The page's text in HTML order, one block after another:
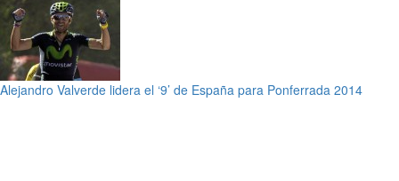
Alejandro Valverde lidera el ‘9’ de España para Ponferrada 2014